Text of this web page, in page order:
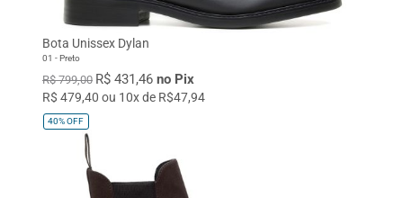
Bota Unissex Dylan
01 - Preto
R$ 799,00 R$ 431,46 no Pix
R$ 479,40 ou 10x de R$47,94
40%OFF